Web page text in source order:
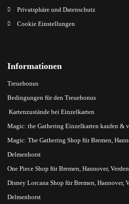
Privatsphäre und Datenschutz
Cookie Einstellungen
Informationen
Treuebonus
Bedingungen für den Treuebonus
Kartenzustände bei Einzelkarten
Magic: the Gathering Einzelkarten kaufen &
Magic: The Gathering Shop für Bremen,
Delmenhorst
One Piece Shop für Bremen, Hannover,
Disney Lorcana Shop für Bremen, Hannover,
Delmenhorst